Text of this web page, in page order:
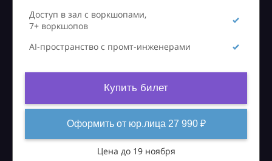
Доступ в зал с воркшопами,
7+ воркшопов
AI-пространство с промт-инженерами
Купить билет
Оформить от юр.лица 27 990 ₽
Цена до 19 ноября